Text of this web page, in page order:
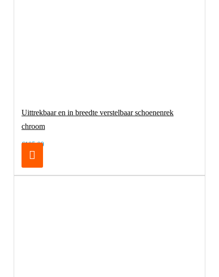
Uittrekbaar en in breedte verstelbaar schoenenrek
chroom
€105,00